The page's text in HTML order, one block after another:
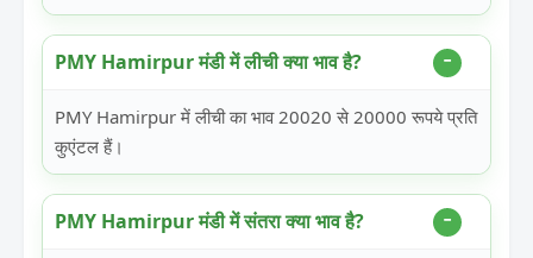
PMY Hamirpur मंडी में लीची क्या भाव है?
PMY Hamirpur में लीची का भाव 20020 से 20000 रूपये प्रति
कुएंटल हैं।
PMY Hamirpur मंडी में संतरा क्या भाव है?